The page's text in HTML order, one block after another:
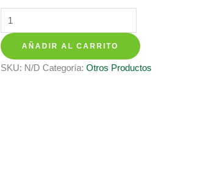
$ 137.350
Kits
De
Fertilizantes
Para
AÑADIR AL CARRITO
SKU: N/D Categoría: Otros Productos